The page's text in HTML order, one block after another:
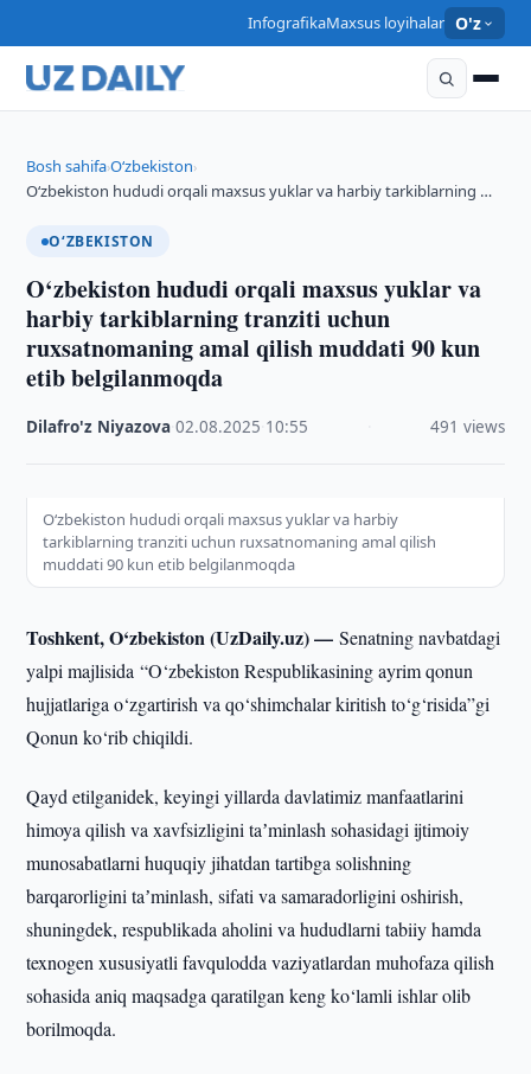
InfografikaMaxsus loyihalar O'z
Bosh sahifa›O‘zbekiston›
O‘zbekiston hududi orqali maxsus yuklar va harbiy tarkiblarning …
O‘ZBEKISTON
O‘zbekiston hududi orqali maxsus yuklar va
harbiy tarkiblarning tranziti uchun
ruxsatnomaning amal qilish muddati 90 kun
etib belgilanmoqda
Dilafro'z Niyazova ·02.08.2025 10:55 491 views
O‘zbekiston hududi orqali maxsus yuklar va harbiy
tarkiblarning tranziti uchun ruxsatnomaning amal qilish
muddati 90 kun etib belgilanmoqda
Toshkent, O‘zbekiston (UzDaily.uz) —Senatning navbatdagi
yalpi majlisida “O‘zbekiston Respublikasining ayrim qonun
hujjatlariga o‘zgartirish va qo‘shimchalar kiritish to‘g‘risida”gi
Qonun ko‘rib chiqildi.
Qayd etilganidek, keyingi yillarda davlatimiz manfaatlarini
himoya qilish va xavfsizligini taʼminlash sohasidagi ijtimoiy
munosabatlarni huquqiy jihatdan tartibga solishning
barqarorligini taʼminlash, sifati va samaradorligini oshirish,
shuningdek, respublikada aholini va hududlarni tabiiy hamda
texnogen xususiyatli favqulodda vaziyatlardan muhofaza qilish
sohasida aniq maqsadga qaratilgan keng ko‘lamli ishlar olib
borilmoqda.